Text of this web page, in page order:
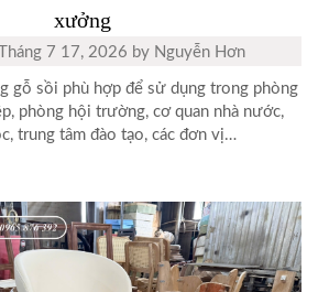
xưởng
Tháng 7 17, 2026 by Nguyễn Hơn
gỗ sồi phù hợp để sử dụng trong phòng
phòng hội trường, cơ quan nhà nước,
trung tâm đào tạo, các đơn vị…